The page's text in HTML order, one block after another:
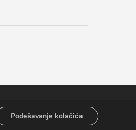
Podešavanje kolačića